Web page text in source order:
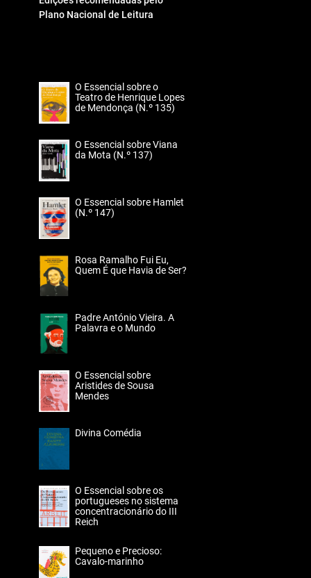
Plano Nacional de Leitura
O Essencial sobre o
Teatro de Henrique Lopes
de Mendonça (N.º 135)
O Essencial sobre Viana
da Mota (N.º 137)
O Essencial sobre Hamlet
(N.º 147)
Rosa Ramalho Fui Eu,
Quem É que Havia de Ser?
Padre António Vieira. A
Palavra e o Mundo
O Essencial sobre
Aristides de Sousa
Mendes
Divina Comédia
O Essencial sobre os
portugueses no sistema
concentracionário do III
Reich
Pequeno e Precioso:
Cavalo-marinho